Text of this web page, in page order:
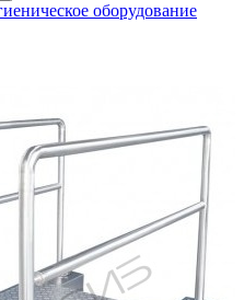
оборудование